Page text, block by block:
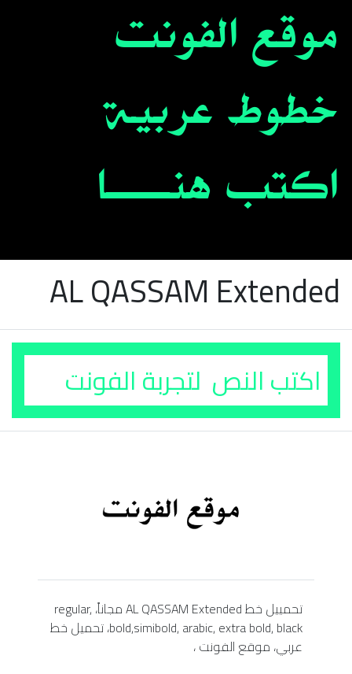
AL QASSAM Extended
تحمييل خط AL QASSAM Extended مجاناً، regular,
bold,simibold, arabic, extra bold, black، تحميل خط
عربي، موقع الفونت ،